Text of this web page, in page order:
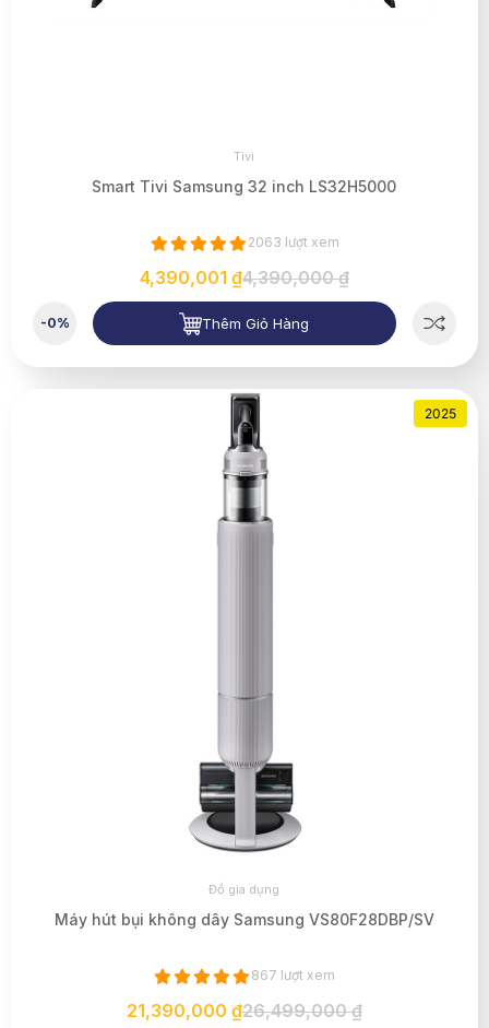
Tivi
Smart Tivi Samsung 32 inch LS32H5000
2063 lượt xem
4,390,001 ₫4,390,000 ₫
-0% Thêm Giỏ Hàng
2025
Đồ gia dụng
Máy hút bụi không dây Samsung VS80F28DBP/SV
867 lượt xem
21,390,000 ₫26,499,000 ₫